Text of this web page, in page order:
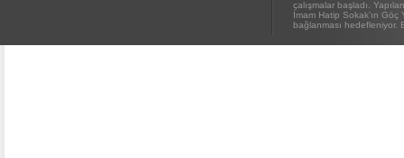
çalışmalar başladı.
İmam Hatip Sokak’ın Göç
bağlanması hedefleniyor.